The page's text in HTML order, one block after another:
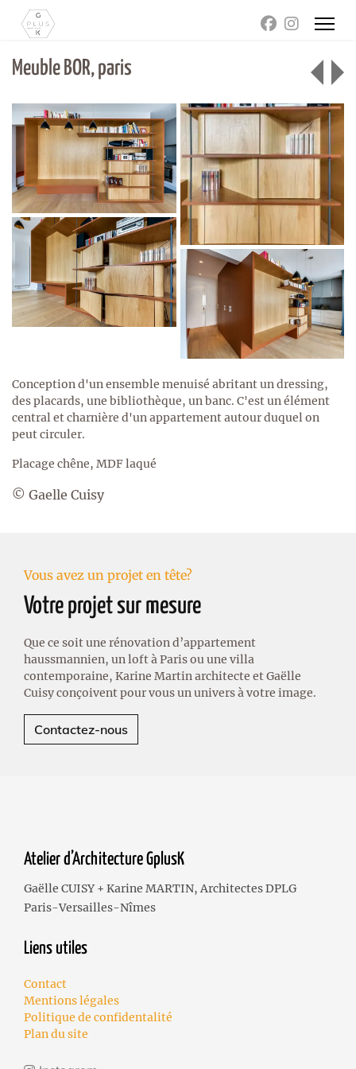
Meuble BOR, paris
Conception d'un ensemble menuisé abritant un dressing,
des placards, une bibliothèque, un banc. C'est un élément
central et charnière d'un appartement autour duquel on
peut circuler.
Placage chêne, MDF laqué
© Gaelle Cuisy
Vous avez un projet en tête?
Votre projet sur mesure
Que ce soit une rénovation d’appartement
haussmannien, un loft à Paris ou une villa
contemporaine, Karine Martin architecte et Gaëlle
Cuisy conçoivent pour vous un univers à votre image.
Contactez-nous
Atelier d’Architecture GplusK
Gaëlle CUISY + Karine MARTIN, Architectes DPLG
Paris-Versailles-Nîmes
Liens utiles
Contact
Mentions légales
Politique de confidentalité
Plan du site